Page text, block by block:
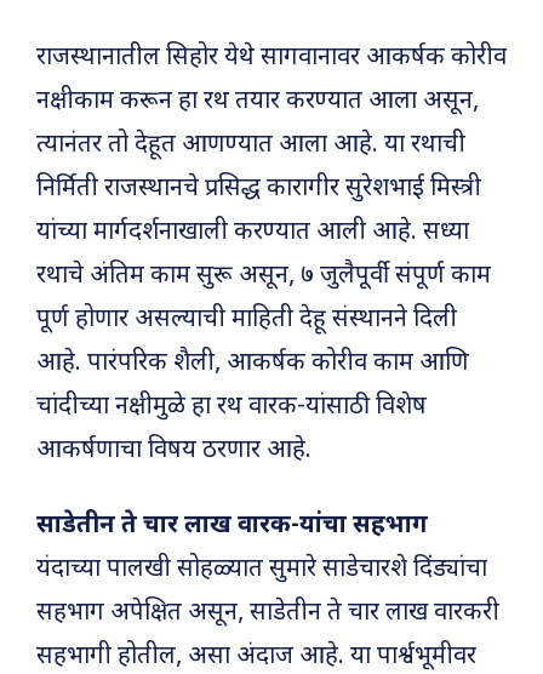
राजस्थानातील सिहोर येथे सागवानावर आकर्षक कोरीव
नक्षीकाम करून हा रथ तयार करण्यात आला असून,
त्यानंतर तो देहूत आणण्यात आला आहे. या रथाची
निर्मिती राजस्थानचे प्रसिद्ध कारागीर सुरेशभाई मिस्त्री
यांच्या मार्गदर्शनाखाली करण्यात आली आहे. सध्या
रथाचे अंतिम काम सुरू असून, ७ जुलैपूर्वी संपूर्ण काम
पूर्ण होणार असल्याची माहिती देहू संस्थानने दिली
आहे. पारंपरिक शैली, आकर्षक कोरीव काम आणि
चांदीच्या नक्षीमुळे हा रथ वारक-यांसाठी विशेष
आकर्षणाचा विषय ठरणार आहे.
साडेतीन ते चार लाख वारक-यांचा सहभाग
यंदाच्या पालखी सोहळ्यात सुमारे साडेचारशे दिंड्यांचा
सहभाग अपेक्षित असून, साडेतीन ते चार लाख वारकरी
सहभागी होतील, असा अंदाज आहे. या पार्श्वभूमीवर